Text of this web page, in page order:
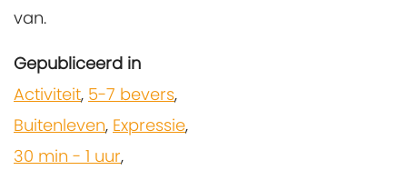
van.
Gepubliceerd in
Activiteit, 5-7 bevers,
Buitenleven, Expressie,
30 min - 1 uur,